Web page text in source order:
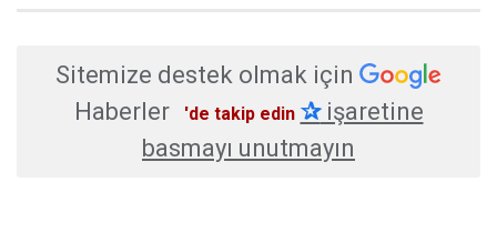
Sitemize destek olmak için
Haberler
'de takip edin ✰işaretine
basmayı unutmayın